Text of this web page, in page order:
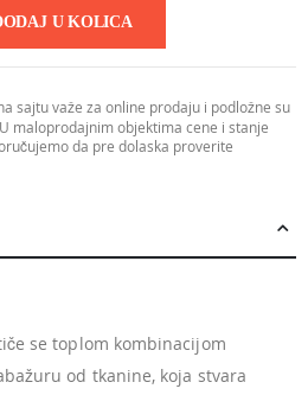
U KOLICA
sajtu važe za online prodaju i podložne su
maloprodajnim objektima cene i stanje
da pre dolaska proverite
se toplom kombinacijom
od tkanine, koja stvara